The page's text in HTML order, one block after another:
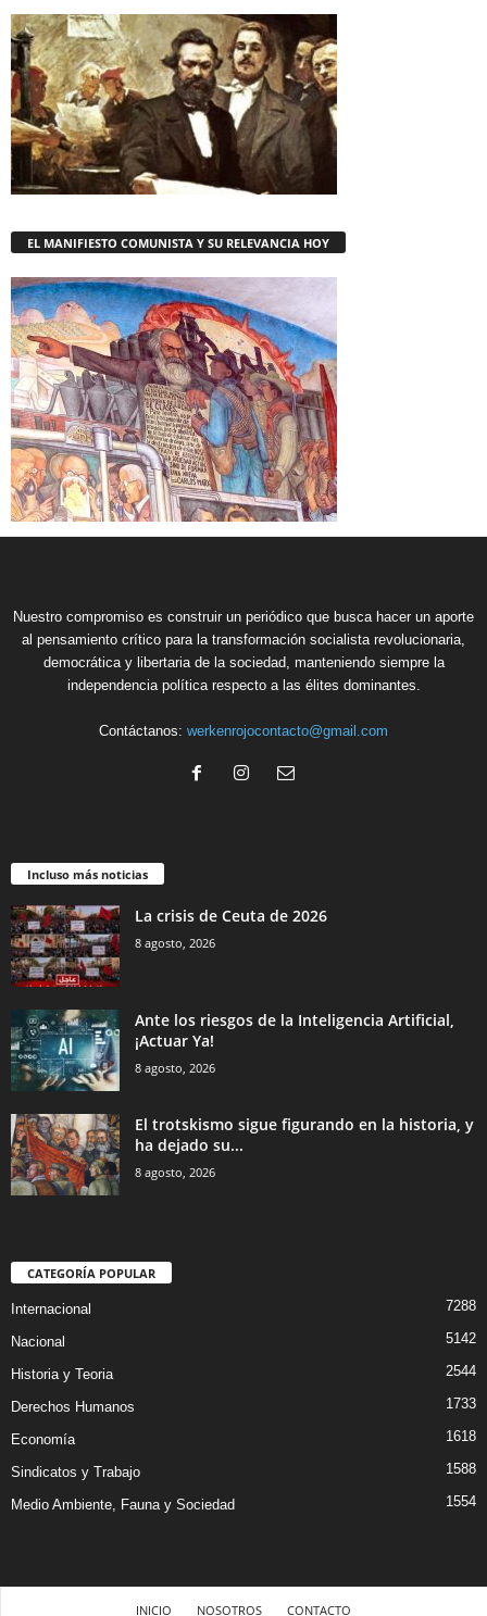
EL MANIFIESTO COMUNISTA Y SU RELEVANCIA HOY
Nuestro compromiso es construir un periódico que busca hacer un aporte
al pensamiento crítico para la transformación socialista revolucionaria,
democrática y libertaria de la sociedad, manteniendo siempre la
independencia política respecto a las élites dominantes.
Contáctanos: werkenrojocontacto@gmail.com
Incluso más noticias
La crisis de Ceuta de 2026
8 agosto, 2026
Ante los riesgos de la Inteligencia Artificial,
¡Actuar Ya!
8 agosto, 2026
El trotskismo sigue figurando en la historia, y
ha dejado su...
8 agosto, 2026
CATEGORÍA POPULAR
Internacional 7288
Nacional 5142
Historia y Teoria 2544
Derechos Humanos 1733
Economía 1618
Sindicatos y Trabajo 1588
Medio Ambiente, Fauna y Sociedad 1554
INICIO NOSOTROS CONTACTO